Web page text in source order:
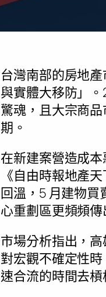
台灣南部的房地
與實體大移防」
驚魂，且大宗商
期。
在新建案營造成
《自由時報地產
回溫，5 月建物買
心重劃區更頻頻
市場分析指出，
對宏觀不確定性
速合流的時間去槓